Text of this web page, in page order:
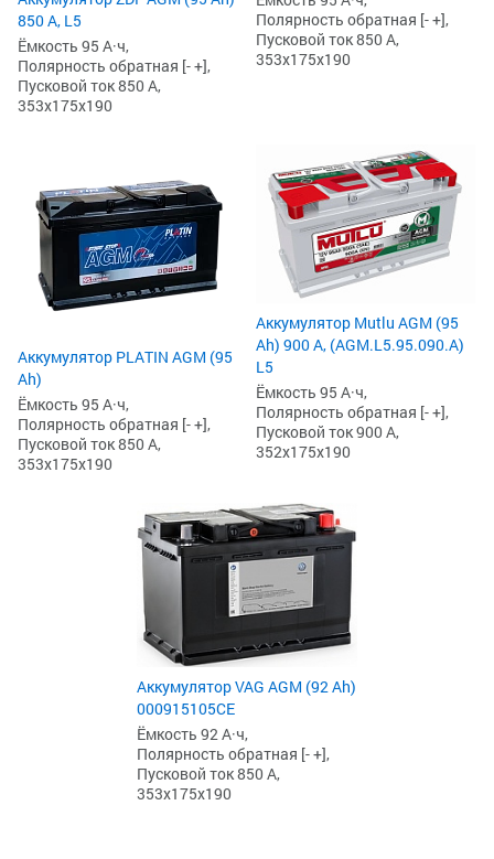
850 А, L5
Ёмкость 95 А·ч,
Полярность обратная [- +],
Пусковой ток 850 А,
353x175x190
Полярность обратная [- +],
Пусковой ток 850 А,
353x175x190
Аккумулятор PLATIN AGM (95
Ah)
Ёмкость 95 А·ч,
Полярность обратная [- +],
Пусковой ток 850 А,
353x175x190
Аккумулятор Mutlu AGM (95
Ah) 900 А, (AGM.L5.95.090.A)
L5
Ёмкость 95 А·ч,
Полярность обратная [- +],
Пусковой ток 900 А,
352x175x190
Аккумулятор VAG AGM (92 Ah)
000915105CE
Ёмкость 92 А·ч,
Полярность обратная [- +],
Пусковой ток 850 А,
353x175x190